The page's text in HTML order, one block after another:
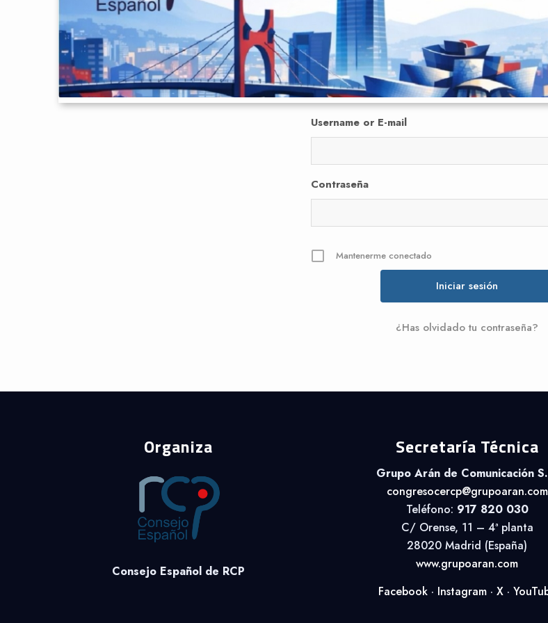
Username or E-mail
Contraseña
Mantenerme conectado
¿Has olvidado tu contraseña?
Organiza
Consejo Español de RCP
Secretaría Técnica
Grupo Arán de Comunicación
congresocercp@grupoaran.com
Teléfono: 917 820 030
C/ Orense, 11 – 4ª planta
28020 Madrid (España)
www.grupoaran.com
Facebook· Instagram· X·